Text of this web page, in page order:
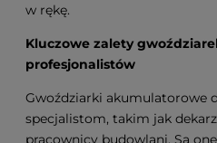
w rękę.
Kluczowe zalety
profesjonalistów
Gwoździarki akumulatorowe
specjalistom, takim jak
pracownicy budowlani. Są